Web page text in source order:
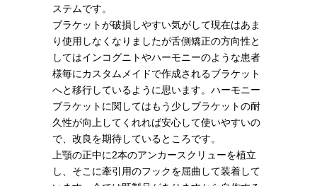
ステムです。
ブラケットが破損しやすい気がして現在はあま
り使用しなくなりましたが舌側矯正の方向性と
してはインコグニトやハーモニーのような患者
様毎にカスタムメイドで作成されるブラケット
へと移行しているように思います。ハーモニー
ブラケットに関してはもう少しブラケットの耐
久性が向上してくれれば安心して使いやすいの
で、改良を期待しているところです。
上顎の正中に2本のアンカースクリューを植立
し、そこに牽引用のフックを屈曲して装着して